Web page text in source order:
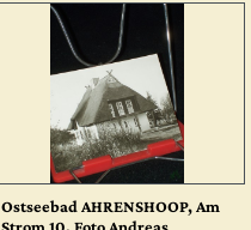
Ostseebad AHRENSHOOP, Am